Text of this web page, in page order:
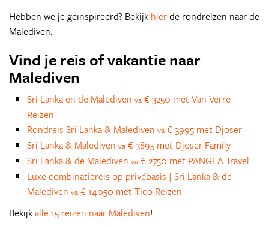
Hebben we je geïnspireerd? Bekijk hierde rondreizen naar de
Malediven.
Vind je reis of vakantie naar
Malediven
Sri Lanka en de Malediven va € 3250 met Van Verre
Reizen
Rondreis Sri Lanka & Malediven va € 3995 met Djoser
Sri Lanka & Malediven va € 3895 met Djoser Family
Sri Lanka & de Malediven va € 2750 met PANGEA Travel
Luxe combinatiereis op privébasis | Sri Lanka & de
Malediven va € 14050 met Tico Reizen
Bekijkalle 15 reizen naar Malediven!